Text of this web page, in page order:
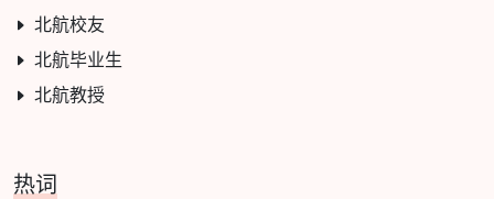
北航校友
北航毕业生
北航教授
热词